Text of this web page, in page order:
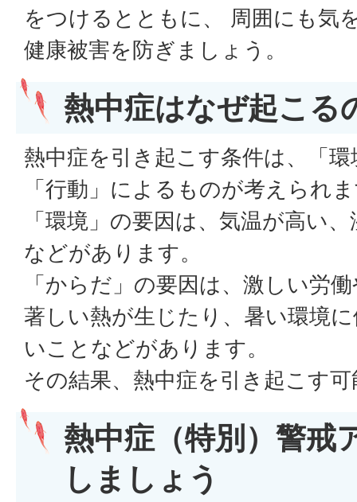
をつけるとともに、 周囲にも気
健康被害を防ぎましょう。
熱中症はなぜ起こる
熱中症を引き起こす条件は、「
「行動」によるものが考えられ
「環境」の要因は、気温が高い
などがあります。
「からだ」の要因は、激しい労
著しい熱が生じたり、暑い環境
いことなどがあります。
その結果、熱中症を引き起こす
熱中症（特別）警戒
しましょう